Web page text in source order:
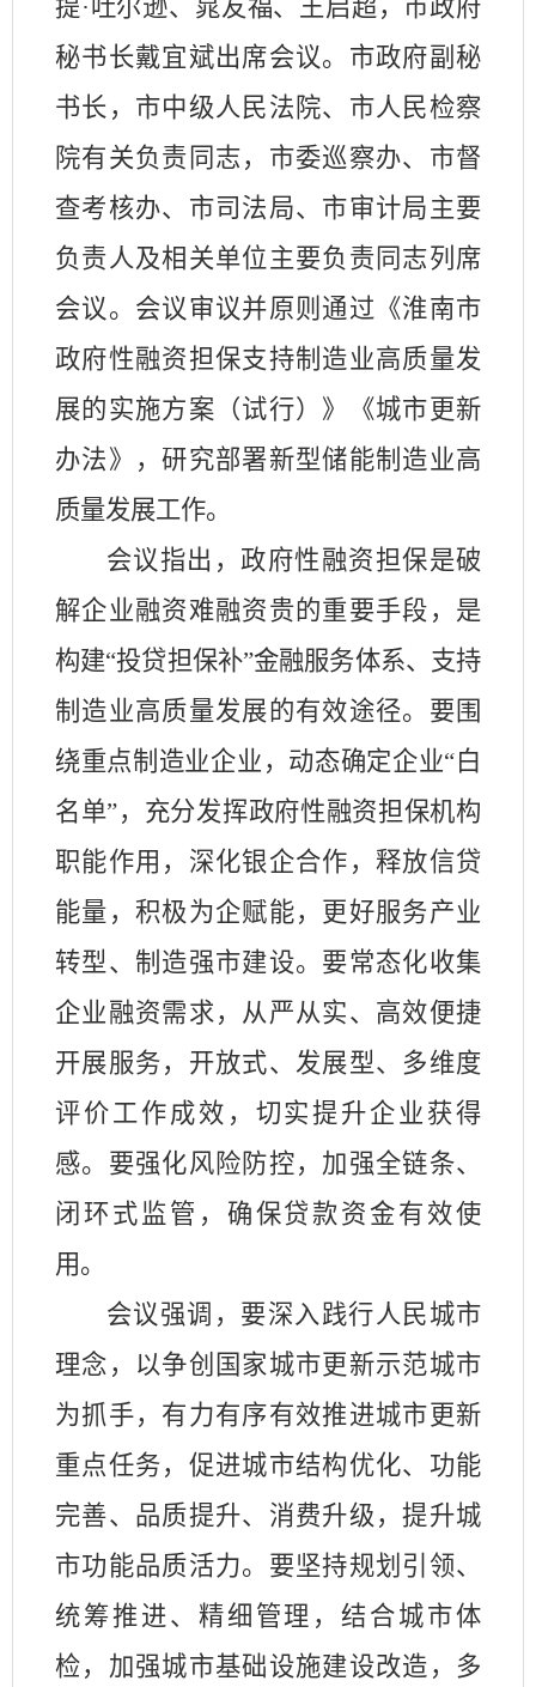
提·吐尔逊、 晁友福、
王启超，市政府
秘书长戴宜斌出席会议。市政府副秘
书长，市中级人民法院、市人民检察
院有关负责同志，市委巡察办、市督
查考核办、市司法局、市审计局主要
负责人及相关单位主要负责同志列席
会议。会议审议并原则通过《淮南市
政府性融资担保支持制造业高质量发
展的实施方案（试行）》《城市更新
办法》，研究部署新型储能制造业高
质量发展工作。
会议指出，政府性融资担保是破
解企业融资难融资贵的重要手段，是
构建“投贷担保补”金融服务体系、支持
制造业高质量发展的有效途径。要围
绕重点制造业企业，动态确定企业“白
名单”，充分发挥政府性融资担保机构
职能作用，深化银企合作，释放信贷
能量，积极为企赋能，更好服务产业
转型、制造强市建设。要常态化收集
企业融资需求，从严从实、高效便捷
开展服务，开放式、发展型、多维度
评价工作成效，切实提升企业获得
感。要强化风险防控，加强全链条、
闭环式监管，确保贷款资金有效使
用。
会议强调，要深入践行人民城市
理念，以争创国家城市更新示范城市
为抓手，有力有序有效推进城市更新
重点任务，促进城市结构优化、功能
完善、品质提升、消费升级，提升城
市功能品质活力。要坚持规划引领、
统筹推进、精细管理，结合城市体
检，加强城市基础设施建设改造，多